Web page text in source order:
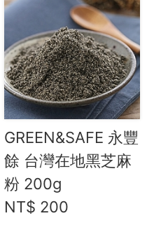
GREEN&SAFE 永豐
餘 台灣在地黑芝麻
粉 200g
NT$ 200